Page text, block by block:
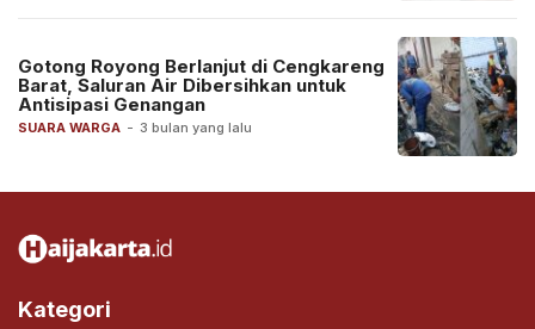
SUARA WARGA - 3 bulan yang lalu
Gotong Royong Berlanjut di Cengkareng
Barat, Saluran Air Dibersihkan untuk
Antisipasi Genangan
Kategori